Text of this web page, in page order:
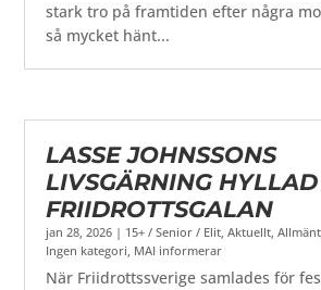
stark tro på framtiden efter några
så mycket hänt...
LASSE JOHNSSONS
LIVSGÄRNING
FRIIDROTTSGALAN
jan 28, 2026 | 15+ / Senior / Elit,Aktuellt,Allmänt
Ingen kategori, MAI informerar
När Friidrottssverige samlades för